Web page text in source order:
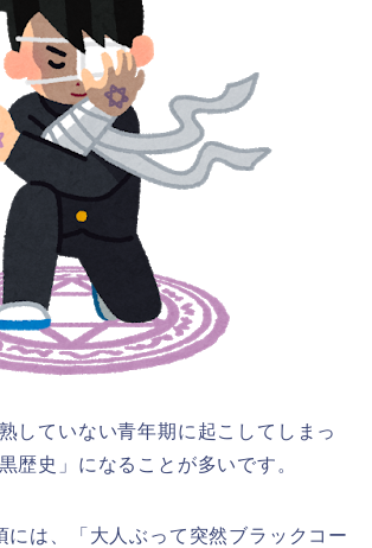
していない青年期に起こしてしまっ
歴史」になることが多いです。
には、「大人ぶって突然ブラックコー